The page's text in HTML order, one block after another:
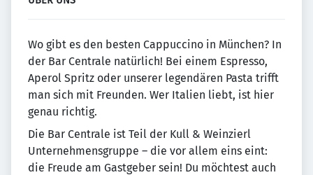
Wo gibt es den besten Cappuccino in München? In
der Bar Centrale natürlich! Bei einem Espresso,
Aperol Spritz oder unserer legendären Pasta trifft
man sich mit Freunden. Wer Italien liebt, ist hier
genau richtig.
Die Bar Centrale ist Teil der Kull & Weinzierl
Unternehmensgruppe – die vor allem eins eint:
die Freude am Gastgeber sein! Du möchtest auch